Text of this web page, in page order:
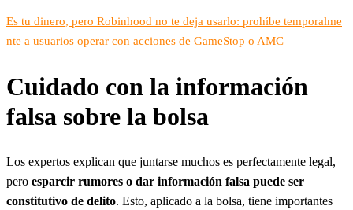
Es tu dinero, pero Robinhood no te deja usarlo: prohíbe temporalme
nte a usuarios operar con acciones de GameStop o AMC
Cuidado con la información
falsa sobre la bolsa
Los expertos explican que juntarse muchos es perfectamente legal,
pero esparcir rumores o dar información falsa puede ser
constitutivo de delito. Esto, aplicado a la bolsa, tiene importantes